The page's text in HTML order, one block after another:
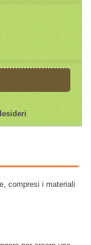
compresi i materiali